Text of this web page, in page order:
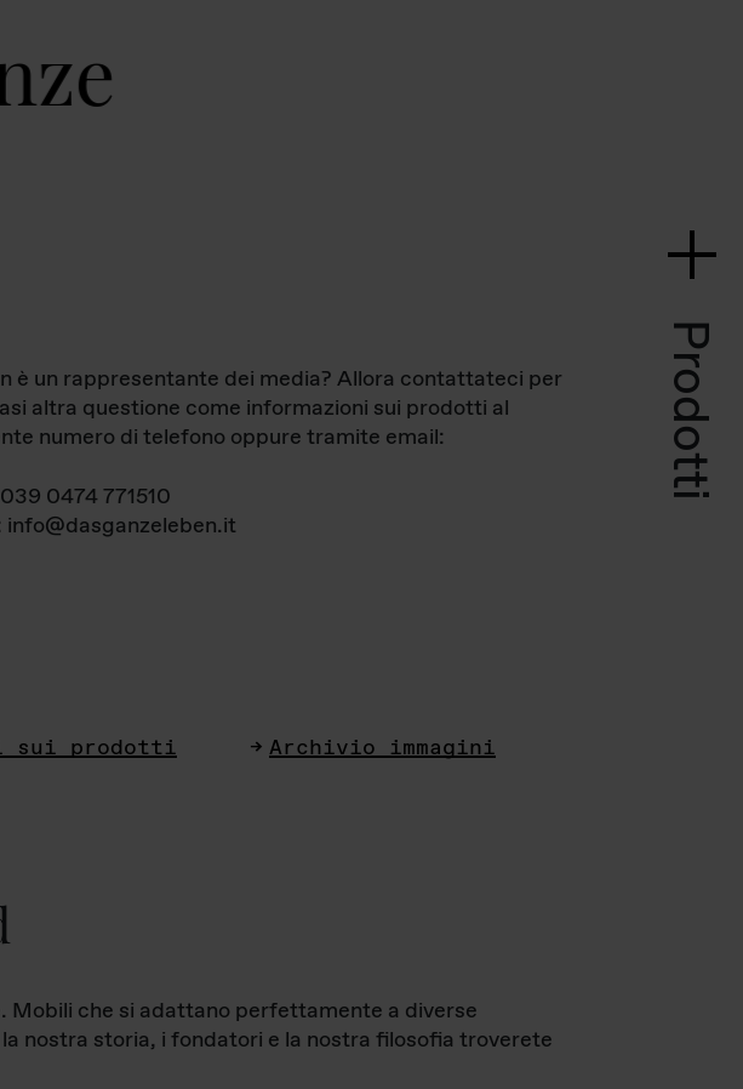
nz
Prodotti
è un rappresentante dei media? Allora contattateci per
altra questione come informazioni sui prodotti al
numero di telefono oppure tramite email:
0474 771510
info@dasganzeleben.it
sui prodotti Archivio immagini
che si adattano perfettamente a diverse
nostra storia, i fondatori e la nostra filosofia troverete